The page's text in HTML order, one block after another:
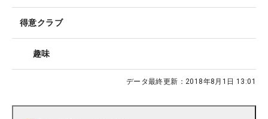
得意クラブ
趣味
データ最終更新： 2018年8月1日 13:01